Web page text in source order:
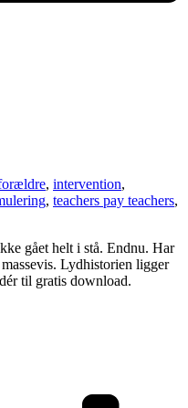
, intervention,
, teachers pay teachers,
gået helt i stå. Endnu. Har
Lydhistorien ligger
dér til gratis download.